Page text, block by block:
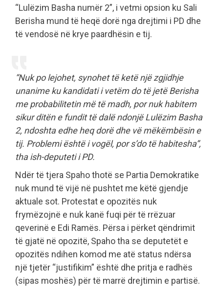
“Lulëzim Basha numër 2”, i vetmi opsion ku Sali
Berisha mund të heqë dorë nga drejtimi i PD dhe
të vendosë në krye paardhësin e tij.
“Nuk po lejohet, synohet të ketë një zgjidhje
unanime ku kandidati i vetëm do të jetë Berisha
me probabilitetin më të madh, por nuk habitem
sikur ditën e fundit të dalë ndonjë Lulëzim Basha
2, ndoshta edhe heq dorë dhe vë mëkëmbësin e
tij. Problemi është i vogël, por s’do të habitesha”,
tha ish-deputeti i PD.
Ndër të tjera Spaho thotë se Partia Demokratike
nuk mund të vijë në pushtet me këtë gjendje
aktuale sot. Protestat e opozitës nuk
frymëzojnë e nuk kanë fuqi për të rrëzuar
qeverinë e Edi Ramës. Përsa i përket qëndrimit
të gjatë në opozitë, Spaho tha se deputetët e
opozitës ndihen komod me atë status ndërsa
një tjetër “justifikim” është dhe pritja e radhës
(sipas moshës) për të marrë drejtimin e partisë.